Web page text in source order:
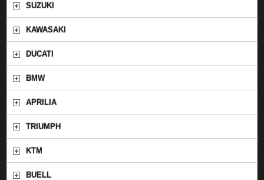
SUZUKI
KAWASAKI
DUCATI
BMW
APRILIA
TRIUMPH
KTM
BUELL